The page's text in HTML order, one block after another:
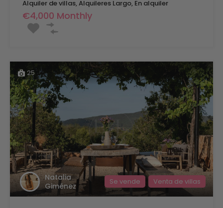
Alquiler de villas, Alquileres Largo, En alquiler
€4,000 Monthly
25
Natalia
Giménez
Se vende Venta de villas